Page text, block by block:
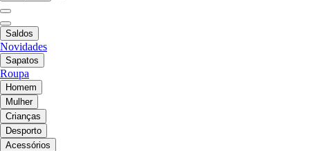
Saldos
Novidades
Sapatos
Roupa
Homem
Mulher
Crianças
Desporto
Acessórios